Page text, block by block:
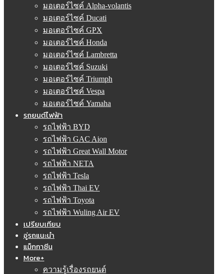
มอเตอร์ไซค์ Alpha-volantis
มอเตอร์ไซค์ Ducati
มอเตอร์ไซค์ GPX
มอเตอร์ไซค์ Honda
มอเตอร์ไซค์ Lambretta
มอเตอร์ไซค์ Suzuki
มอเตอร์ไซค์ Triumph
มอเตอร์ไซค์ Vespa
มอเตอร์ไซค์ Yamaha
รถยนต์ไฟฟ้า
รถไฟฟ้า BYD
รถไฟฟ้า GAC Aion
รถไฟฟ้า Great Wall Motor
รถไฟฟ้า NETA
รถไฟฟ้า Tesla
รถไฟฟ้า Thai EV
รถไฟฟ้า Toyota
รถไฟฟ้า Wuling Air EV
เปรียบเทียบ
อู่รถแนะนำ
แม็กกาซีน
More+
ความรู้เรื่องรถยนต์